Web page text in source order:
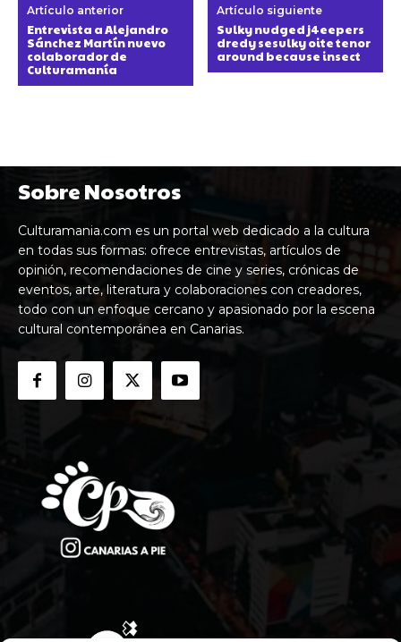
Artículo anterior
Entrevista a Alejandro
Sánchez Martín nuevo
colaborador de
Culturamanía
Artículo siguiente
Sulky nudged j4eepers
dredy sesulky oite tenor
around because insect
Sobre Nosotros
Culturamania.com es un portal web dedicado a la cultura
en todas sus formas: ofrece entrevistas, artículos de
opinión, recomendaciones de cine y series, crónicas de
eventos, arte, literatura y colaboraciones con creadores,
todo con un enfoque cercano y apasionado por la escena
cultural contemporánea en Canarias.